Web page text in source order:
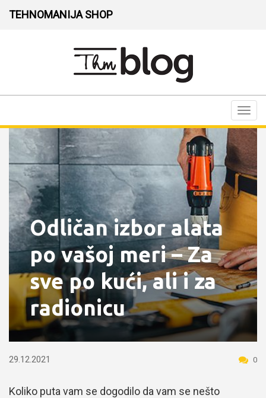
TEHNOMANIJA SHOP
Odličan izbor alata
po vašoj meri – Za
sve po kući, ali i za
radionicu
29.12.2021 0
Koliko puta vam se dogodilo da vam se nešto